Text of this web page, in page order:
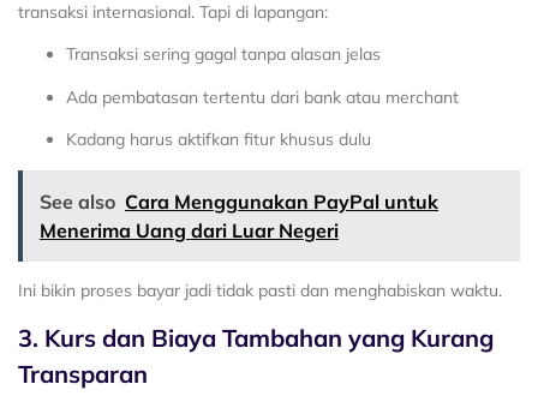
transaksi internasional. Tapi di lapangan:
Transaksi sering gagal tanpa alasan jelas
Ada pembatasan tertentu dari bank atau merchant
Kadang harus aktifkan fitur khusus dulu
See also Cara Menggunakan PayPal untuk
Menerima Uang dari Luar Negeri
Ini bikin proses bayar jadi tidak pasti dan menghabiskan waktu.
3. Kurs dan Biaya Tambahan yang Kurang
Transparan